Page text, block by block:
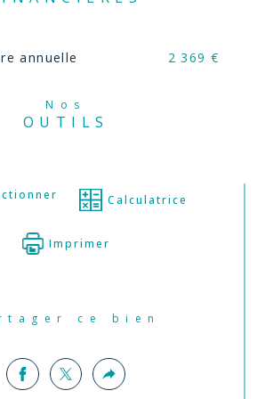
annuelle 2 369 €
Nos
OUTILS
Calculatrice
Imprimer
ce bien